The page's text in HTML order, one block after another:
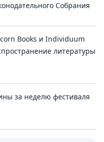
Собрания
Books и Individuum
литературы
за неделю фестиваля